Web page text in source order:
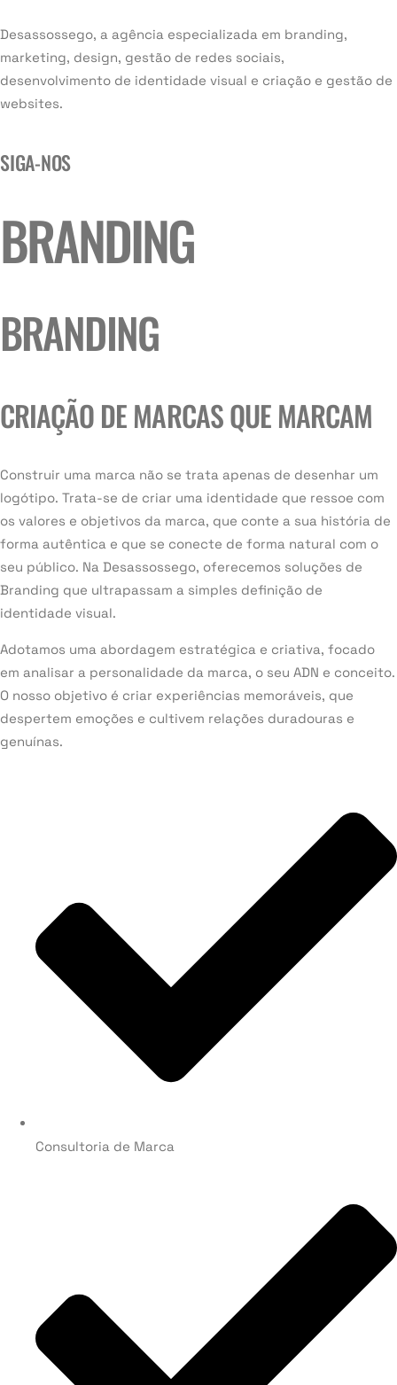
Desassossego, a agência especializada em branding,
marketing, design, gestão de redes sociais,
desenvolvimento de identidade visual e criação e gestão de
websites.
SIGA-NOS
BRANDING
BRANDING
CRIAÇÃO DE MARCAS QUE MARCAM
Construir uma marca não se trata apenas de desenhar um
logótipo. Trata-se de criar uma identidade que ressoe com
os valores e objetivos da marca, que conte a sua história de
forma autêntica e que se conecte de forma natural com o
seu público. Na Desassossego, oferecemos soluções de
Branding que ultrapassam a simples definição de
identidade visual.
Adotamos uma abordagem estratégica e criativa, focado
em analisar a personalidade da marca, o seu ADN e conceito.
O nosso objetivo é criar experiências memoráveis, que
despertem emoções e cultivem relações duradouras e
genuínas.
Consultoria de Marca